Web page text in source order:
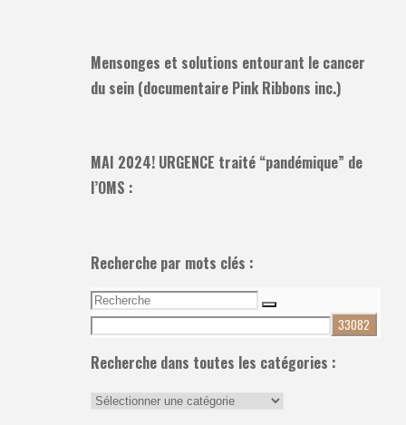
Mensonges et solutions entourant le cancer
du sein (documentaire Pink Ribbons inc.)
MAI 2024! URGENCE traité “pandémique” de
l’OMS :
Recherche par mots clés :
Recherche
pour:
Recherche
Recherche dans toutes les catégories :
Recherche